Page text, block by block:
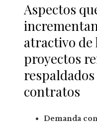
Aspectos
atractivo de
proyectos
contratos
Demanda